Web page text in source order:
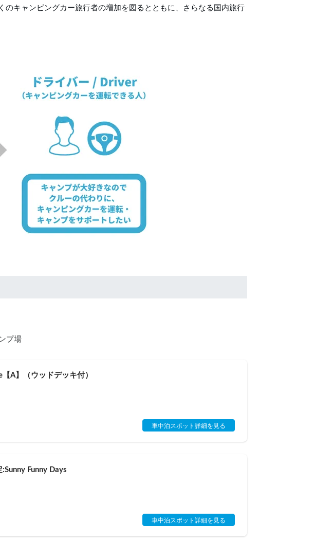
キャンピングカー旅行者の増加を図るとともに、さらなる国内旅行
プ場
A】（ウッドデッキ付）
車中泊スポット詳細を見る
Funny Days
車中泊スポット詳細を見る